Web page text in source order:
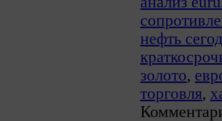
нефть
золото,
торговля,